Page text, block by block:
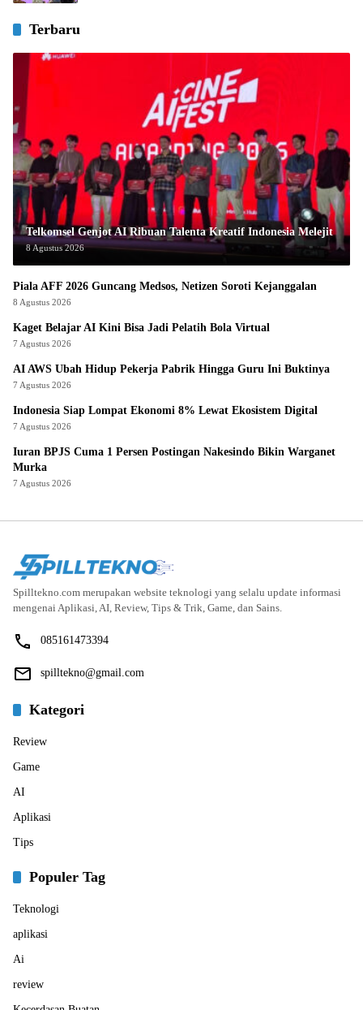
Terbaru
Telkomsel Genjot AI Ribuan Talenta Kreatif Indonesia Melejit
8 Agustus 2026
Piala AFF 2026 Guncang Medsos, Netizen Soroti Kejanggalan
8 Agustus 2026
Kaget Belajar AI Kini Bisa Jadi Pelatih Bola Virtual
7 Agustus 2026
AI AWS Ubah Hidup Pekerja Pabrik Hingga Guru Ini Buktinya
7 Agustus 2026
Indonesia Siap Lompat Ekonomi 8% Lewat Ekosistem Digital
7 Agustus 2026
Iuran BPJS Cuma 1 Persen Postingan Nakesindo Bikin Warganet
Murka
7 Agustus 2026
Spilltekno.com merupakan website teknologi yang selalu update informasi
mengenai Aplikasi, AI, Review, Tips & Trik, Game, dan Sains.
085161473394
spilltekno@gmail.com
Kategori
Review
Game
AI
Aplikasi
Tips
Populer Tag
Teknologi
aplikasi
Ai
review